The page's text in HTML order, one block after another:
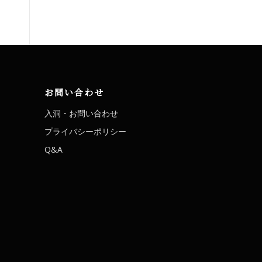
お問い合わせ
入洞・お問い合わせ
プライバシーポリシー
Q&A